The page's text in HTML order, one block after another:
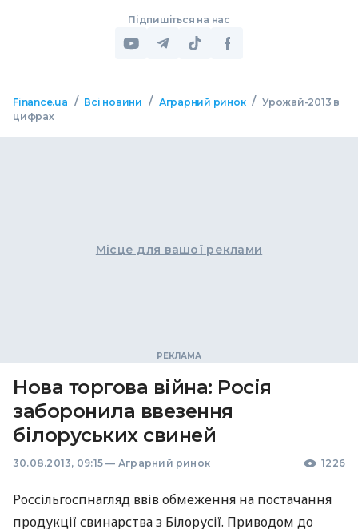
Підпишіться на нас
Finance.ua / Всі новини / Аграрний ринок / Урожай-2013 в
цифрах
Місце для вашої реклами
Нова торгова війна: Росія
заборонила ввезення
білоруських свиней
30.08.2013, 09:15 — Аграрний ринок 1226
Россільгоспнагляд ввів обмеження на постачання
продукції свинарства з Білорусії. Приводом до